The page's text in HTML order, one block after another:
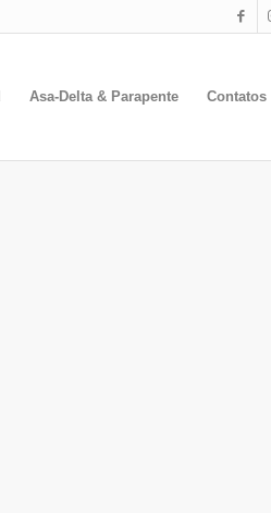
Asa-Delta & Parapente Contatos